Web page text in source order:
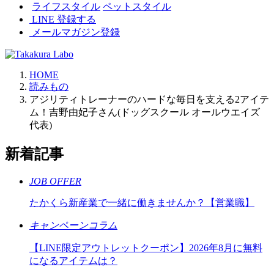
ライフスタイル ペットスタイル
LINE 登録する
メールマガジン登録
HOME
読みもの
アジリティトレーナーのハードな毎日を支える2アイテ
ム！吉野由妃子さん(ドッグスクール オールウエイズ
代表)
新着記事
JOB OFFER
たかくら新産業で一緒に働きませんか？【営業職】
キャンペーンコラム
【LINE限定アウトレットクーポン】2026年8月に無料
になるアイテムは？